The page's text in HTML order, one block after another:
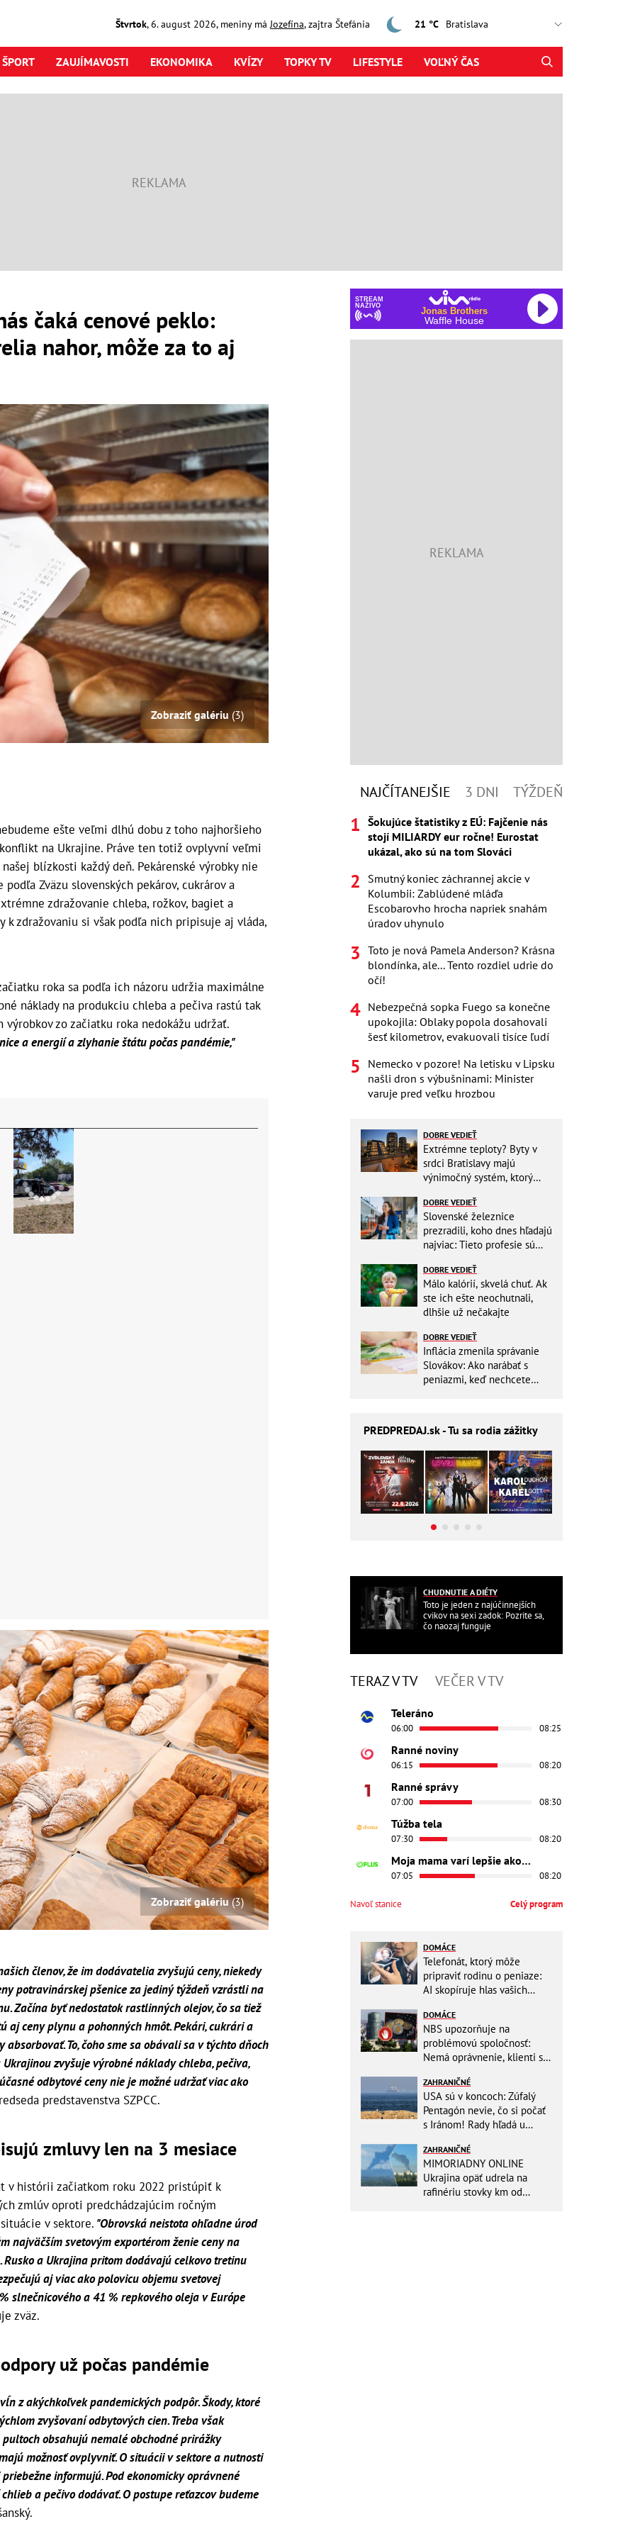
Štvrtok,6. august2026, meniny má Jozefína, zajtra Štefánia 21 °C
ŠPORT ZAUJÍMAVOSTI EKONOMIKA KVÍZY TOPKY TV LIFESTYLE VOĽNÝ ČAS
čaká cenové peklo:
nahor, môže za to aj
Zobraziť galériu (3)
ešte veľmi dlhú dobu z toho najhoršieho
na Ukrajine. Práve ten totiž ovplyvní veľmi
blízkosti každý deň. Pekárenské výrobky nie
Zväzu slovenských pekárov, cukrárov a
zdražovanie chleba, rožkov, bagiet a
k zdražovaniu si však podľa nich pripisuje aj vláda,
roka sa podľa ich názoru udržia maximálne
náklady na produkciu chleba a pečiva rastú tak
zo začiatku roka nedokážu udržať.
a energií a zlyhanie štátu počas pandémie,"
Zobraziť galériu(3)
členov, že im dodávatelia zvyšujú ceny, niekedy
potravinárskej pšenice za jediný týždeň vzrástli na
Začína byť nedostatok rastlinných olejov, čo sa tiež
aj ceny plynu a pohonných hmôt. Pekári, cukrári a
To, čoho sme sa obávali sa v týchto dňoch
zvyšuje výrobné náklady chleba, pečiva,
odbytové ceny nie je možné udržať viac ako
predstavenstva SZPCC.
zmluvy len na 3 mesiace
v histórii začiatkom roku 2022 pristúpiť k
zmlúv oproti predchádzajúcim ročným
v sektore. "Obrovská neistota ohľadne úrod
najväčším svetovým exportérom ženie ceny na
a Ukrajina pritom dodávajú celkovo tretinu
aj viac ako polovicu objemu svetovej
slnečnicového a 41 % repkového oleja v Európe
zväz.
už počas pandémie
z akýchkoľvek pandemických podpôr. Škody, ktoré
zvyšovaní odbytových cien. Treba však
obsahujú nemalé obchodné prirážky
možnosť ovplyvniť. O situácii v sektore a nutnosti
informujú. Pod ekonomicky oprávnené
a pečivo dodávať. O postupe reťazcov budeme
STREAM
NAŽIVO
Jonas Brothers
Waffle House
NAJČÍTANEJŠIE 3 DNI TÝŽDEŇ
Šokujúce štatistiky z EÚ: Fajčenie nás
stojí MILIARDY eur ročne! Eurostat
ukázal, ako sú na tom Slováci
Smutný koniec záchrannej akcie v
Kolumbii: Zablúdené mláďa
Escobarovho hrocha napriek snahám
úradov uhynulo
Toto je nová Pamela Anderson? Krásna
blondínka, ale... Tento rozdiel udrie do
očí!
Nebezpečná sopka Fuego sa konečne
upokojila: Oblaky popola dosahovali
šesť kilometrov, evakuovali tisíce ľudí
Nemecko v pozore! Na letisku v Lipsku
našli dron s výbušninami: Minister
varuje pred veľku hrozbou
DOBRE VEDIEŤ
Extrémne teploty? Byty v
srdci Bratislavy majú
výnimočný systém, ktorý
DOBRE VEDIEŤ
Slovenské železnice
prezradili, koho dnes hľadajú
najviac: Tieto profesie sú
DOBRE VEDIEŤ
Málo kalórií, skvelá chuť. Ak
ste ich ešte neochutnali,
dlhšie už nečakajte
DOBRE VEDIEŤ
Inflácia zmenila správanie
Slovákov: Ako narábať s
peniazmi, keď nechcete
PREDPREDAJ.sk - Tu sa rodia zážitky
CHUDNUTIE A DIÉTY
Toto je jeden z najúčinnejších
cvikov na sexi zadok: Pozrite sa,
čo naozaj funguje
TERAZ V TV VEČER V TV
Teleráno
06:00 08:25
Ranné noviny
06:15 08:20
Ranné správy
07:00 08:30
Túžba tela
07:30 08:20
Moja mama varí lepšie ako tvoja
07:05 08:20
Navoľ stanice Celý program
DOMÁCE
Telefonát, ktorý môže
pripraviť rodinu o peniaze:
AI skopíruje hlas vašich
jednoduchý trik
DOMÁCE
NBS upozorňuje na
problémovú spoločnosť:
Nemá oprávnenie, klienti sa
ZAHRANIČNÉ
USA sú v koncoch: Zúfalý
Pentagón nevie, čo si počať
s Iránom! Rady hľadá u
ZAHRANIČNÉ
MIMORIADNY ONLINE
Ukrajina opäť udrela na
rafinériu stovky km od